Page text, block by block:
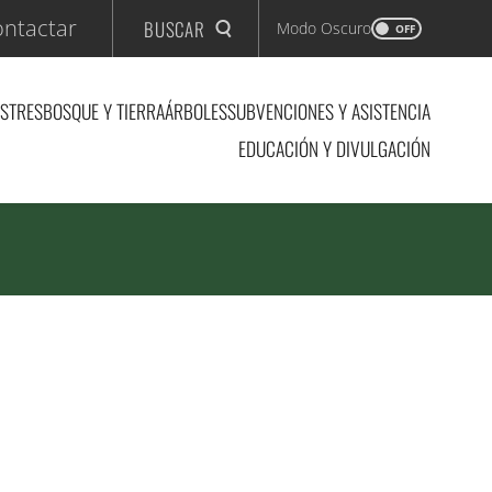
BUSCAR Modo Oscuro OFF
BOSQUE Y TIERRAÁRBOLESSUBVENCIONES Y ASISTENCIA
EDUCACIÓN Y DIVULGACIÓN